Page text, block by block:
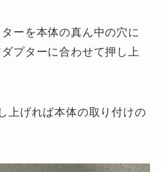
ーを本体の真ん中の穴に
プターに合わせて押し上
上げれば本体の取り付けの